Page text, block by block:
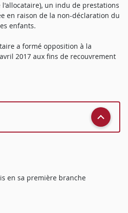
un indu de prestations
en raison de la non-déclaration du
enfants.
a formé opposition à la
2017 aux fins de recouvrement
en sa première branche